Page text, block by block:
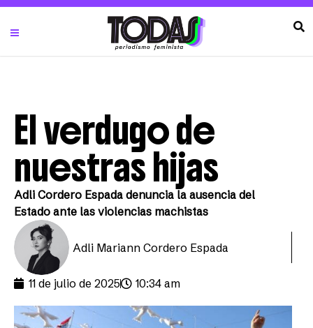
El verdugo de
nuestras hijas
Adli Cordero Espada denuncia la ausencia del
Estado ante las violencias machistas
Adli Mariann Cordero Espada
11 de julio de 2025 10:34 am